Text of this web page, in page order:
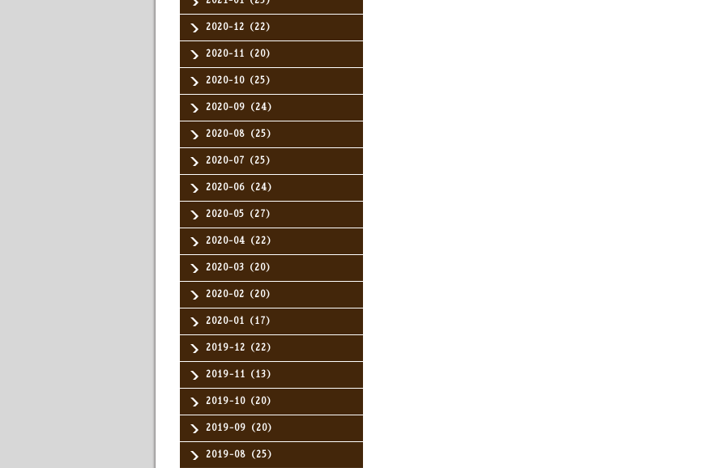
2020-12（22）
2020-11（20）
2020-10（25）
2020-09（24）
2020-08（25）
2020-07（25）
2020-06（24）
2020-05（27）
2020-04（22）
2020-03（20）
2020-02（20）
2020-01（17）
2019-12（22）
2019-11（13）
2019-10（20）
2019-09（20）
2019-08（25）